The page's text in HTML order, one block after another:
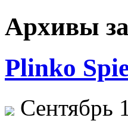
Архивы
Plinko
Сентябрь